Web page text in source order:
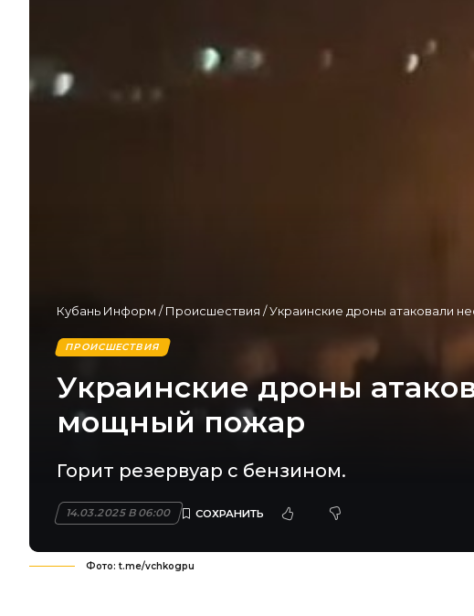
Кубань Информ /Происшествия /Украинские дроны атаковали
ПРОИСШЕСТВИЯ
Украинские дроны
мощный пожар
Горит резервуар с бензином.
14.03.2025 В 06:00
Фото: t.me/vchkogpu